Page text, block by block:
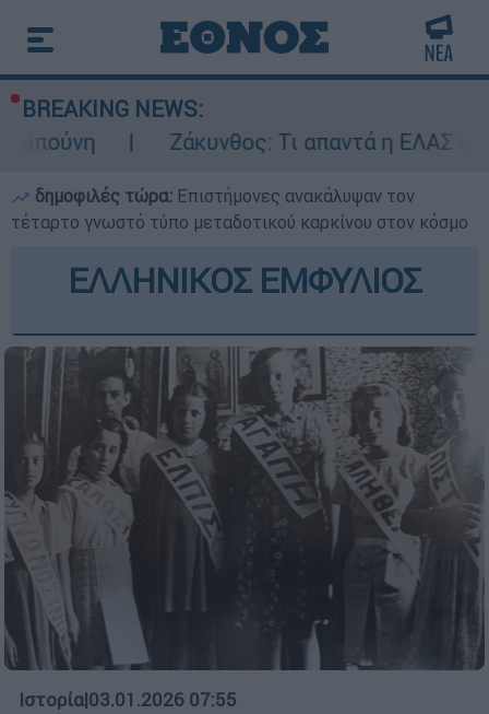
BREAKING NEWS:
Ζάκυνθος: Τι απαντά η ΕΛΑΣ για τους 8
δημοφιλές τώρα: Επιστήμονες ανακάλυψαν τον
τέταρτο γνωστό τύπο μεταδοτικού καρκίνου στον κόσμο
ΕΛΛΗΝΙΚΟΣ ΕΜΦΥΛΙΟΣ
Ιστορία|03.01.2026 07:55